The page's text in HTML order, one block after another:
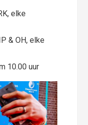
elke
& OH, elke
10.00 uur